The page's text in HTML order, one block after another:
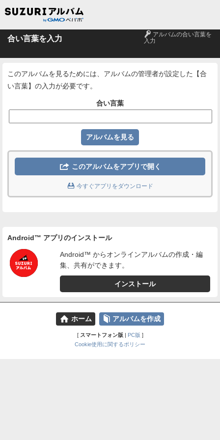
合い言葉を入力 🔑 アルバムの合い言葉を
入力
このアルバムを見るためには、アルバムの管理者が設定した【合
い言葉】の入力が必要です。
合い言葉
 このアルバムをアプリで開く
 今すぐアプリをダウンロード
Android™ アプリのインストール
Android™ からオンラインアルバムの作成・編
集、共有ができます。
インストール
⌂ ホーム 📕 アルバムを作成
[ スマートフォン版| PC版 ]
Cookie使用に関するポリシー